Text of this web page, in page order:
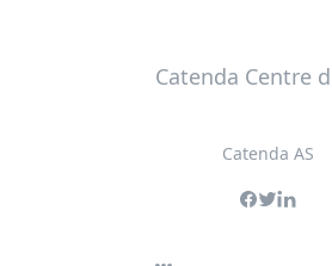
Catenda Centre
Catenda AS